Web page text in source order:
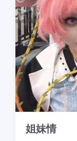
姐妹情